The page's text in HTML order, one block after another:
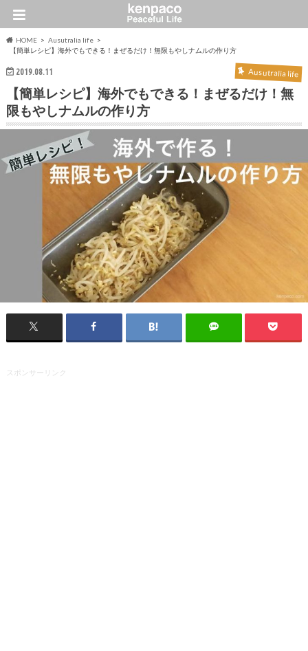
HOME
Ausutralia life
【簡単レシピ】海外でもできる！まぜるだけ！無限もやしナムルの作り方
2019.08.11 Ausutralia life
【簡単レシピ】海外でもできる！まぜるだけ！無
限もやしナムルの作り方
スポンサーリンク